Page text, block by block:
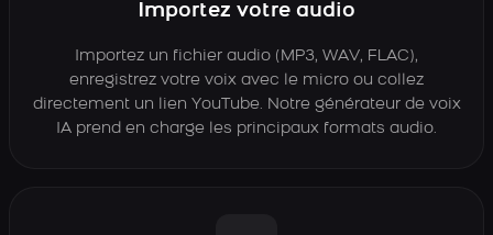
Importez votre audio
Importez un fichier audio (MP3, WAV, FLAC),
enregistrez votre voix avec le micro ou collez
directement un lien YouTube. Notre générateur de voix
IA prend en charge les principaux formats audio.